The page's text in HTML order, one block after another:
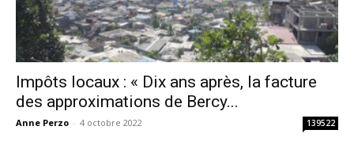
Impôts locaux : « Dix ans après, la facture
des approximations de Bercy...
Anne Perzo - 4 octobre 2022 139522